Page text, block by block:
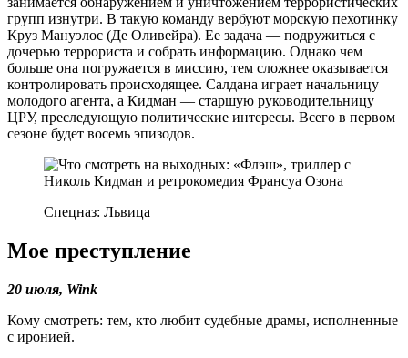
групп изнутри. В такую команду вербуют морскую пехотинку
Круз Мануэлос (Де Оливейра). Ее задача — подружиться с
дочерью террориста и собрать информацию. Однако чем
больше она погружается в миссию, тем сложнее оказывается
контролировать происходящее. Салдана играет начальницу
молодого агента, а Кидман — старшую руководительницу
ЦРУ, преследующую политические интересы. Всего в первом
сезоне будет восемь эпизодов.
Спецназ: Львица
Мое преступление
20 июля, Wink
Кому смотреть: тем, кто любит судебные драмы, исполненные
с иронией.